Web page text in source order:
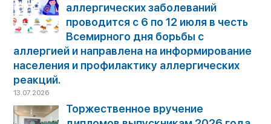
аллергических заболеваний
проводится с 6 по 12 июля в честь
Всемирного дня борьбы с
аллергией и направлена на информирование
населения и профилактику аллергических
реакций.
13.07.2026
Торжественное вручение